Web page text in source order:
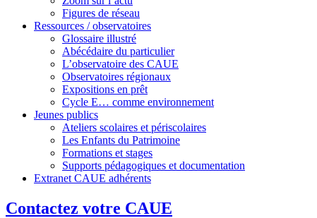
Figures de réseau
Ressources / observatoires
Glossaire illustré
Abécédaire du particulier
L’observatoire des CAUE
Observatoires régionaux
Expositions en prêt
Cycle E… comme environnement
Jeunes publics
Ateliers scolaires et périscolaires
Les Enfants du Patrimoine
Formations et stages
Supports pédagogiques et documentation
Extranet CAUE adhérents
Contactez votre CAUE